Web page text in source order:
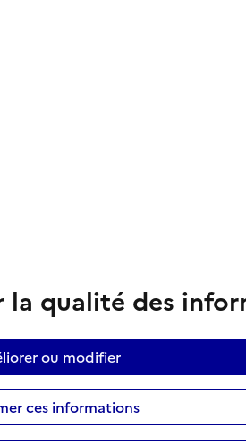
la qualité des
ou modifier
ces informations